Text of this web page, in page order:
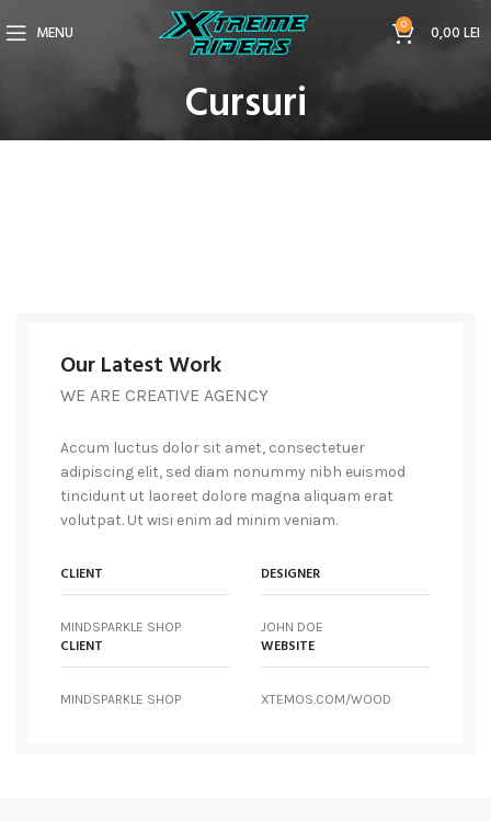
MENU 0 0,00LEI
Cursuri
Our Latest Work
WE ARE CREATIVE AGENCY
Accum luctus dolor sit amet, consectetuer
adipiscing elit, sed diam nonummy nibh euismod
tincidunt ut laoreet dolore magna aliquam erat
volutpat. Ut wisi enim ad minim veniam.
CLIENT
MINDSPARKLE SHOP
DESIGNER
JOHN DOE
CLIENT
MINDSPARKLE SHOP
WEBSITE
XTEMOS.COM/WOOD